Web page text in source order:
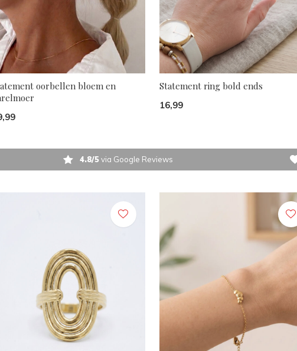
oorbellen bloem en
Statement ring bold ends
16,99
4.8/5via Google Reviews